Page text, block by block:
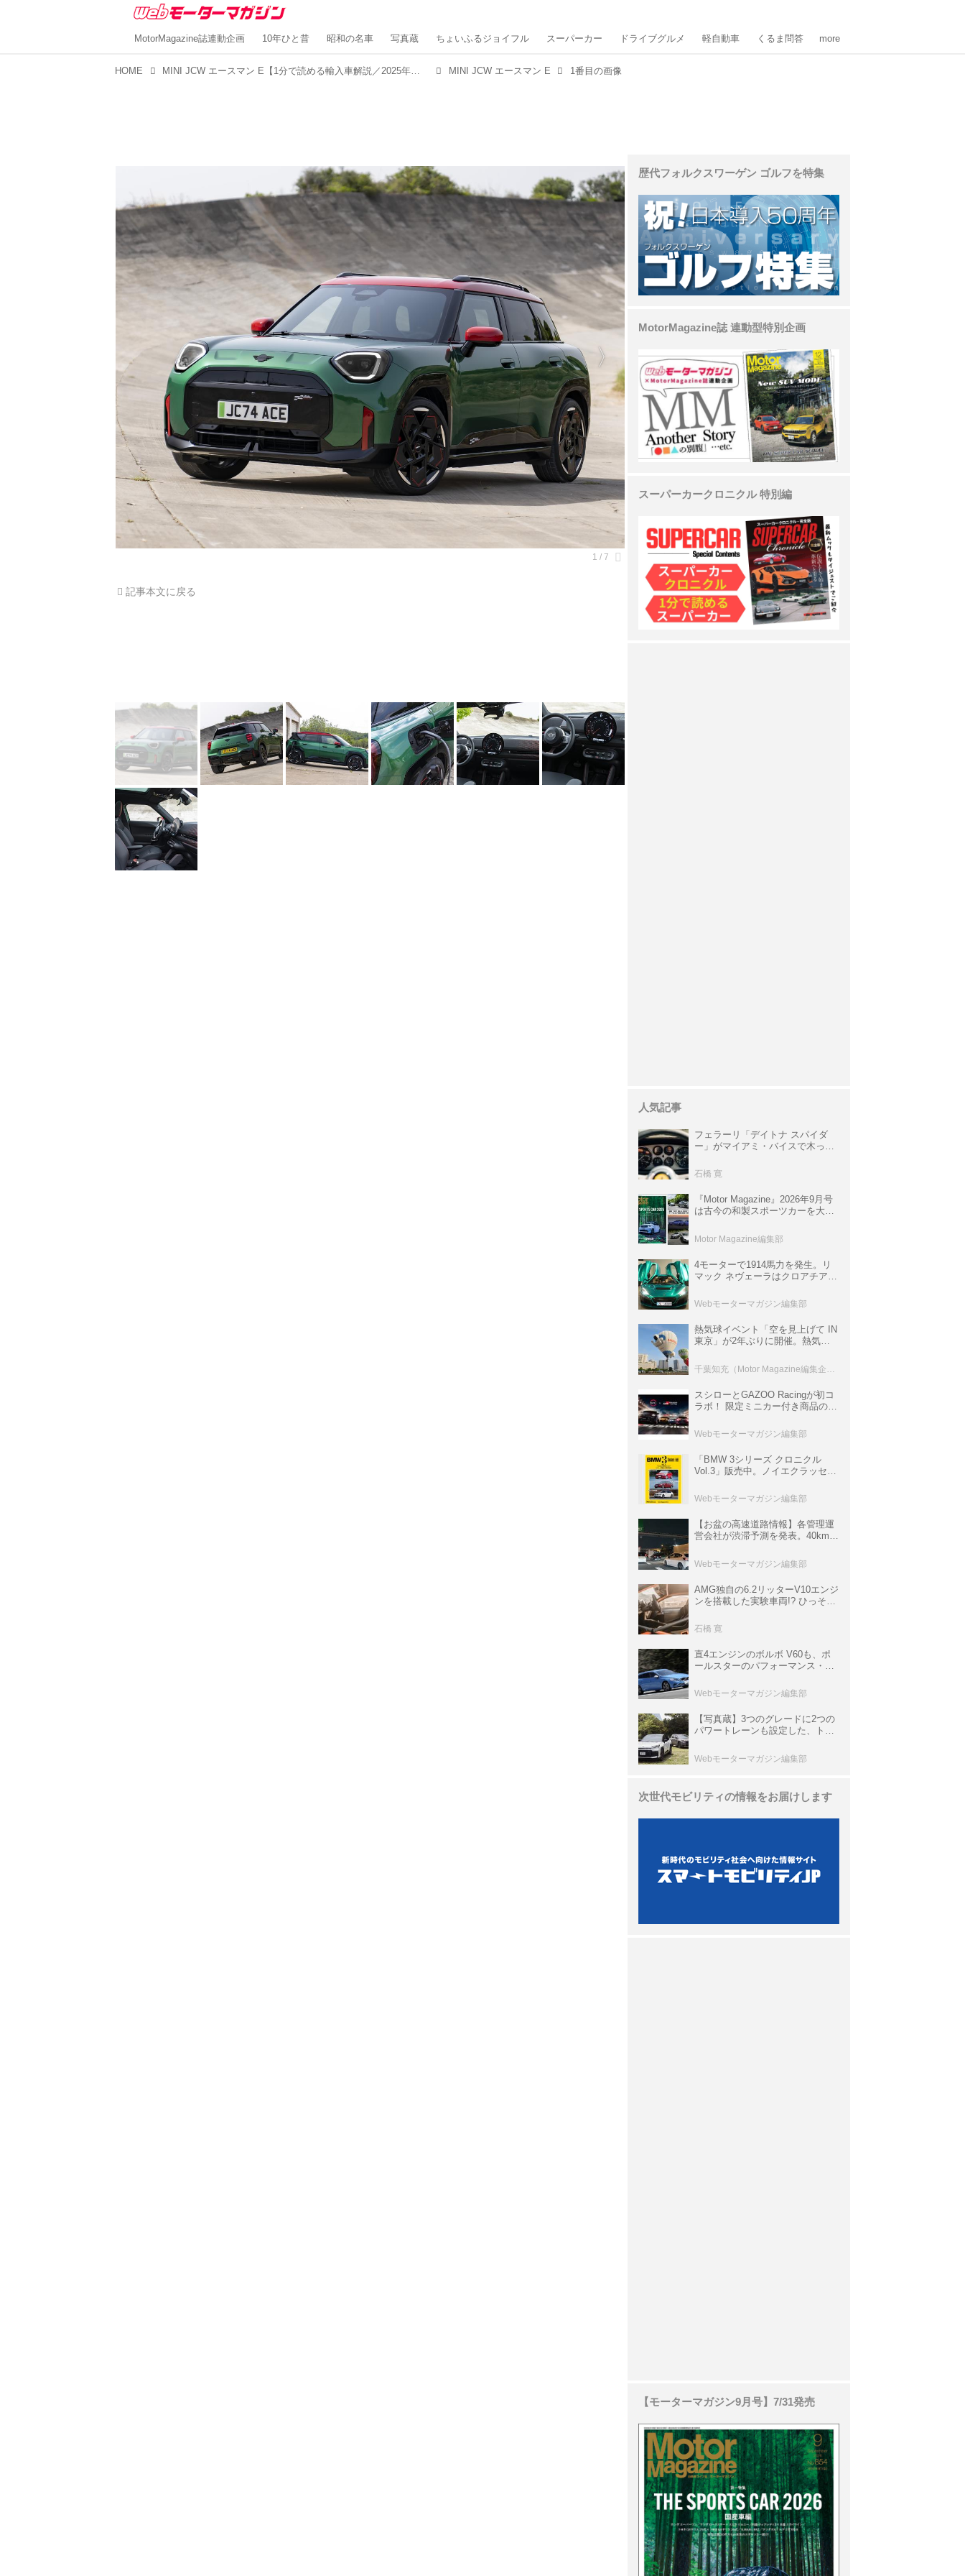
MotorMagazine誌連動企画 10年ひと昔 昭和の名車 写真蔵 ちょいふるジョイフル スーパーカー ドライブグルメ 軽自動車 くるま問答 more
HOME MINI JCW エースマン E【1分で読める輸入車解説／2025年最新版】 MINI JCW エースマン E 1番目の画像
記事本文に戻る
歴代フォルクスワーゲン ゴルフを特集
MotorMagazine誌 連動型特別企画
スーパーカークロニクル 特別編
人気記事
フェラーリ「デイトナ スパイダ
ー」がマイアミ・バイスで木っ端
サ」に化けた理由
石橋 寛
『Motor Magazine』2026年9月号
は古今の和製スポーツカーを大特
情報も満載
Motor Magazine編集部
4モーターで1914馬力を発生。リ
マック ネヴェーラはクロアチア発
ロニクル・完全版／115】
Webモーターマガジン編集部
熱気球イベント「空を見上げて IN
東京」が2年ぶりに開催。熱気球
室などのコンテンツも
スシローとGAZOO Racingが初コ
ラボ！ 限定ミニカー付き商品の
ト体験があたる抽選企画などを展
開
Webモーターマガジン編集部
「BMW 3シリーズ クロニクル
Vol.3」販売中。ノイエクラッセか
ムック
Webモーターマガジン編集部
【お盆の高速道路情報】各管理運
営会社が渋滞予測を発表。40km以
数ある
Webモーターマガジン編集部
AMG独自の6.2リッターV10エンジ
ンを搭載した実験車両!? ひっそり
P900 プロトタイプ」とは
石橋 寛
直4エンジンのボルボ V60も、ポ
ールスターのパフォーマンス・パ
と昔の新車】
Webモーターマガジン編集部
【写真蔵】3つのグレードに2つの
パワートレーンも設定した、トヨ
Webモーターマガジン編集部
次世代モビリティの情報をお届けします
【モーターマガジン9月号】7/31発売